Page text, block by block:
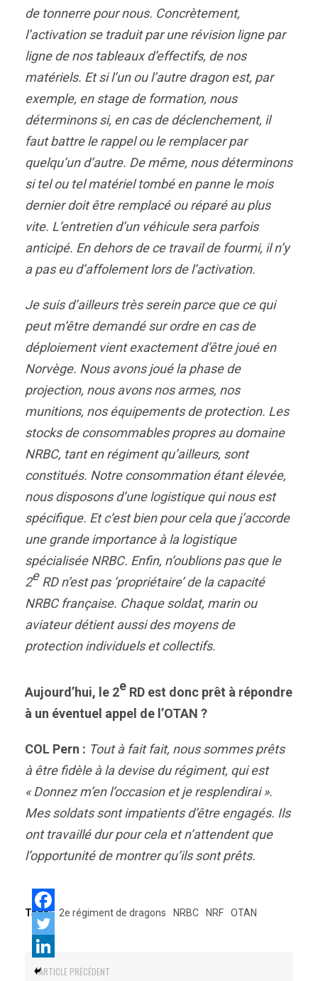
de tonnerre pour nous. Concrètement,
l’activation se traduit par une révision ligne par
ligne de nos tableaux d’effectifs, de nos
matériels. Et si l’un ou l’autre dragon est, par
exemple, en stage de formation, nous
déterminons si, en cas de déclenchement, il
faut battre le rappel ou le remplacer par
quelqu’un d’autre. De même, nous déterminons
si tel ou tel matériel tombé en panne le mois
dernier doit être remplacé ou réparé au plus
vite. L’entretien d’un véhicule sera parfois
anticipé. En dehors de ce travail de fourmi, il n’y
a pas eu d’affolement lors de l’activation.
Je suis d’ailleurs très serein parce que ce qui
peut m’être demandé sur ordre en cas de
déploiement vient exactement d’être joué en
Norvège. Nous avons joué la phase de
projection, nous avons nos armes, nos
munitions, nos équipements de protection. Les
stocks de consommables propres au domaine
NRBC, tant en régiment qu’ailleurs, sont
constitués. Notre consommation étant élevée,
nous disposons d’une logistique qui nous est
spécifique. Et c’est bien pour cela que j’accorde
une grande importance à la logistique
spécialisée NRBC. Enfin, n’oublions pas que le
2e RD n’est pas ‘propriétaire’ de la capacité
NRBC française. Chaque soldat, marin ou
aviateur détient aussi des moyens de
protection individuels et collectifs.
Aujourd’hui, le 2e RD est donc prêt à répondre
à un éventuel appel de l’OTAN ?
COL Pern : Tout à fait fait, nous sommes prêts
à être fidèle à la devise du régiment, qui est
« Donnez m’en l’occasion et je resplendirai ».
Mes soldats sont impatients d’être engagés. Ils
ont travaillé dur pour cela et n’attendent que
l’opportunité de montrer qu’ils sont prêts.
Tags: 2e régiment de dragons NRBC NRF OTAN
ARTICLE PRÉCÉDENT